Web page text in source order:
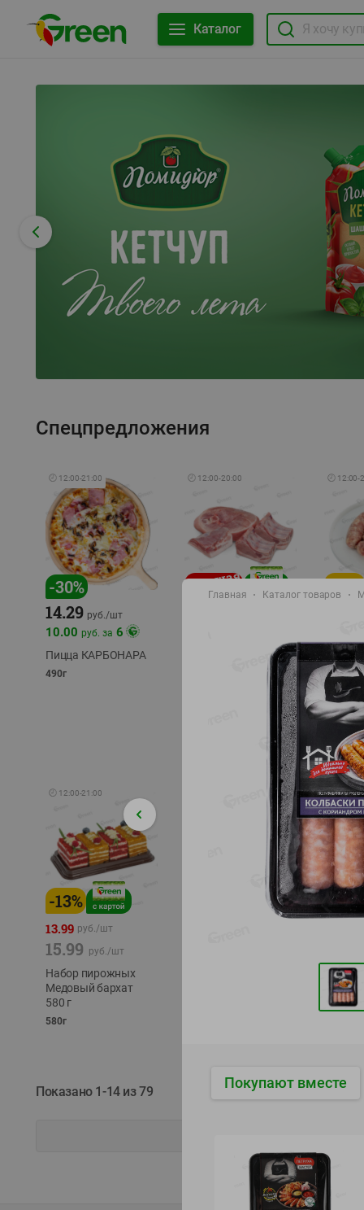
Каталог
Спецпредложения
🕘 12:00-21:00
-30%
14.29 руб./шт
10.00 руб. за 6
Пицца КАРБОНАРА
490г
🕘 12:00-20:00
охлажденный 1 кг
🕘 12:00-
-17%
охлажд
🕘 12:00-21:00
-13%
13.99 руб./шт
15.99 руб./шт
Набор пирожных
Медовый бархат
580 г
580г
-24%
230г
Показано 1-14 из 79
Главная Каталог товаров
Покупают вместе